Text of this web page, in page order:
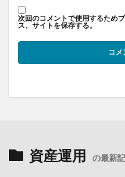
次回のコメントで使用するため
ス、サイトを保存する。
資産運用 の最新